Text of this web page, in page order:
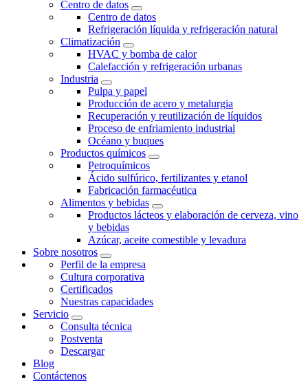
Centro de datos
Centro de datos
Refrigeración líquida y refrigeración natural
Climatización
HVAC y bomba de calor
Calefacción y refrigeración urbanas
Industria
Pulpa y papel
Producción de acero y metalurgia
Recuperación y reutilización de líquidos
Proceso de enfriamiento industrial
Océano y buques
Productos químicos
Petroquímicos
Ácido sulfúrico, fertilizantes y etanol
Fabricación farmacéutica
Alimentos y bebidas
Productos lácteos y elaboración de cerveza, vino
y bebidas
Azúcar, aceite comestible y levadura
Sobre nosotros
Perfil de la empresa
Cultura corporativa
Certificados
Nuestras capacidades
Servicio
Consulta técnica
Postventa
Descargar
Blog
Contáctenos